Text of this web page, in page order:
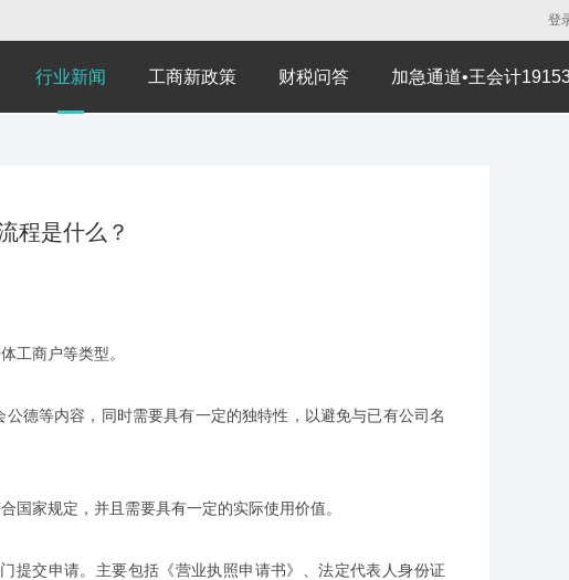
登
行业新闻 工商新政策 财税问答 加急通道•王会计
程是什么？
工商户等类型。
德等内容，同时需要具有一定的独特性，以避免与已有公司名
国家规定，并且需要具有一定的实际使用价值。
提交申请。主要包括《营业执照申请书》、法定代表人身份证